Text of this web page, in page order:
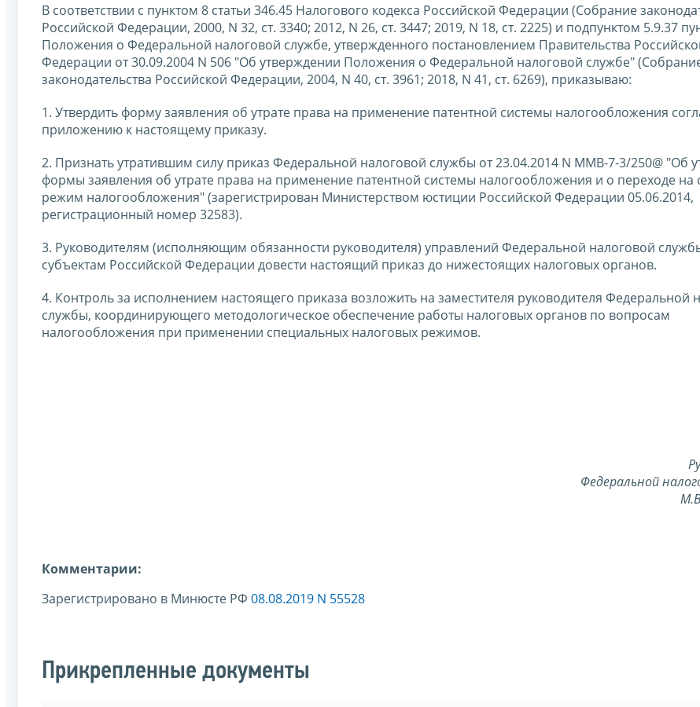
В соответствии с пунктом 8 статьи 346.45 Налогового кодекса Российской Федерации (Собрание
Российской Федерации, 2000, N 32, ст. 3340; 2012, N 26, ст. 3447; 2019, N 18, ст. 2225) и подпунктом 5.9.37
Положения о Федеральной налоговой службе, утвержденного постановлением Правительства
Федерации от 30.09.2004 N 506 "Об утверждении Положения о Федеральной налоговой службе"
законодательства Российской Федерации, 2004, N 40, ст. 3961; 2018, N 41, ст. 6269), приказываю:
1. Утвердить форму заявления об утрате права на применение патентной системы налогообложения
приложению к настоящему приказу.
2. Признать утратившим силу приказ Федеральной налоговой службы от 23.04.2014 N ММВ-7-3/250@ "Об
формы заявления об утрате права на применение патентной системы налогообложения и о переходе
режим налогообложения" (зарегистрирован Министерством юстиции Российской Федерации 05.06.2014,
регистрационный номер 32583).
3. Руководителям (исполняющим обязанности руководителя) управлений Федеральной налоговой
субъектам Российской Федерации довести настоящий приказ до нижестоящих налоговых органов.
4. Контроль за исполнением настоящего приказа возложить на заместителя руководителя Федеральной
службы, координирующего методологическое обеспечение работы налоговых органов по вопросам
налогообложения при применении специальных налоговых режимов.
Федеральной
Комментарии:
Зарегистрировано в Минюсте РФ 08.08.2019 N 55528
Прикрепленные документы